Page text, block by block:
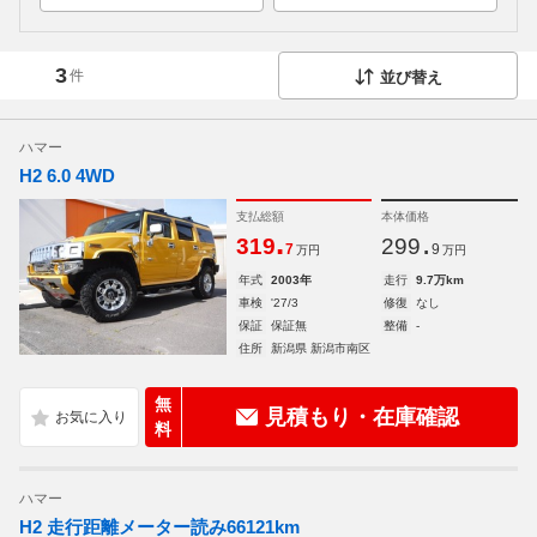
3件 並び替え
ハマー
H2 6.0 4WD
支払総額
319.7 万円
本体価格
299. 9 万円
年式 2003年 走行
9.7万km
車検
'27/3 修復
なし
保証
保証無 整備
-
住所
新潟県 新潟市南区
無
料
見積もり・在庫確認
ハマー
H2 走行距離メーター読み66121km